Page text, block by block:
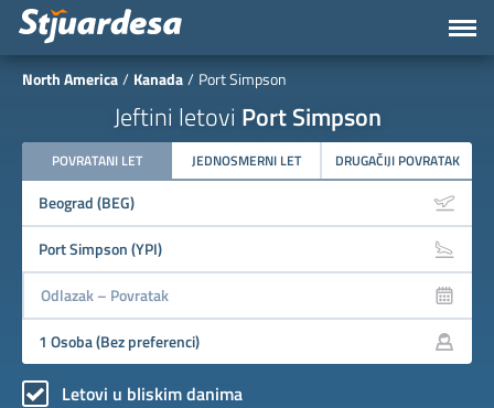
North America Kanada Port Simpson
Jeftini letovi Port Simpson
POVRATANI LET JEDNOSMERNI LET DRUGAČIJI POVRATAK
Letovi u bliskim danima